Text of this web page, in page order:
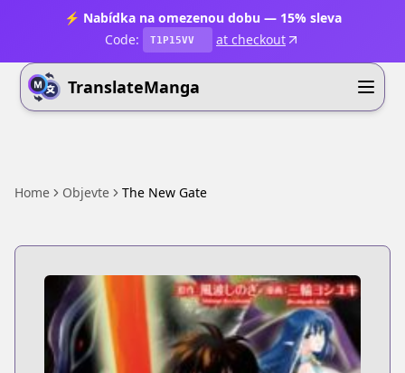
⚡ Nabídka na omezenou dobu — 15% sleva
Code:
T1P15VV at checkout
TranslateManga
Home Objevte The New Gate